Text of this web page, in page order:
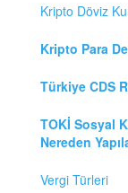
Kripto Döviz
Kripto Para
Türkiye CDS
TOKİ Sosyal
Nereden
Vergi Türleri